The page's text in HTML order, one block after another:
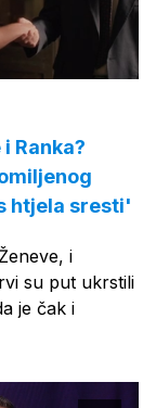
Ranka?
htjela sresti'
i
su put ukrstili
je čak i